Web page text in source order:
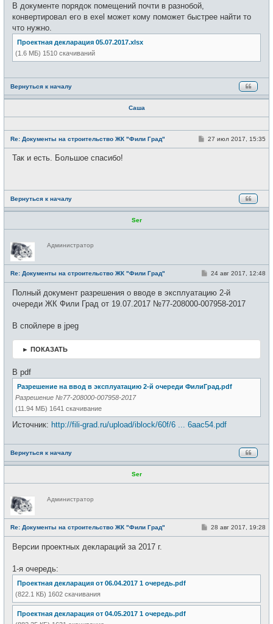
В документе порядок помещений почти в разнобой,
конвертировал его в exel может кому поможет быстрее найти то
что нужно.
Проектная декларация 05.07.2017.xlsx
(1.6 МБ) 1510 скачиваний
Вернуться к началу
Саша
е
в
с
Re: Документы на строительство ЖК "Фили Град"
С
и
27 июл 2017, 15:35
Так и есть. Большое спасибо!
Вернуться к началу
Ser
Н
е
в
с
е
Администратор
Re: Документы на строительство ЖК "Фили Град"
С
б
щ
24 авг 2017, 12:48
Полный документ разрешения о вводе в эксплуатацию 2-й
очереди ЖК Фили Град от 19.07.2017 №77-208000-007958-2017
В спойлере в jpeg
► ПОКАЗАТЬ
В pdf
Разрешение на ввод в эксплуатацию 2-й очереди ФилиГрад.pdf
Разрешение №77-208000-007958-2017
(11.94 МБ) 1641 скачивание
Источник: http://fili-grad.ru/upload/iblock/60f/6 ... 6aac54.pdf
Вернуться к началу
Ser
Н
е
в
с
е
т
и
Администратор
Re: Документы на строительство ЖК "Фили Град"
С28 авг 2017, 19:28
Версии проектных деклараций за 2017 г.
1-я очередь:
Проектная декларация от 06.04.2017 1 очередь.pdf
(822.1 КБ) 1602 скачивания
Проектная декларация от 04.05.2017 1 очередь.pdf